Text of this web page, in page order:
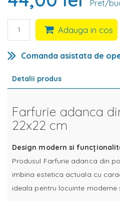
Pret/
Adauga in cos
Comanda asistata de
Detalii produs
Farfurie adanca
22x22 cm
Design modern si
Produsul Farfurie adanca din
imbina estetica actuala cu
ideala pentru locuinte